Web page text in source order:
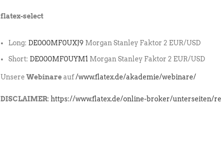
flatex-select
Long: DE000MF0UXJ9 Morgan Stanley Faktor 2 EUR/USD
Short: DE000MF0UYM1 Morgan Stanley Faktor 2 EUR/USD
Unsere Webinareauf/www.flatex.de/akademie/webinare/
DISCLAIMER: https://www.flatex.de/online-broker/unterseiten/